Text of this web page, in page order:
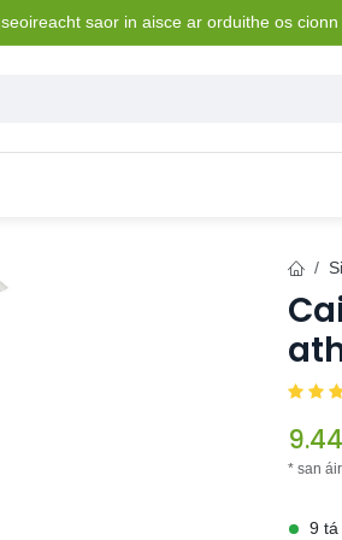
saor in aisce ar orduithe os cionn
9.44
* san
9 tá